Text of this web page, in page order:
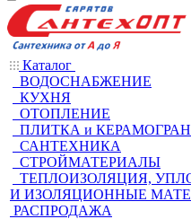
Каталог
ВОДОСНАБЖЕНИЕ
КУХНЯ
ОТОПЛЕНИЕ
ПЛИТКА и
САНТЕХНИКА
СТРОЙМАТЕРИАЛЫ
ТЕПЛОИЗОЛЯЦИЯ,
И ИЗОЛЯЦИОННЫЕ
РАСПРОДАЖА